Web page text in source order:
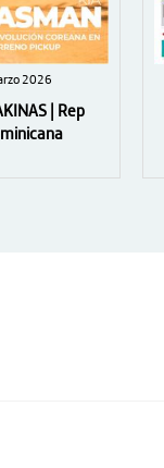
2026
| Rep